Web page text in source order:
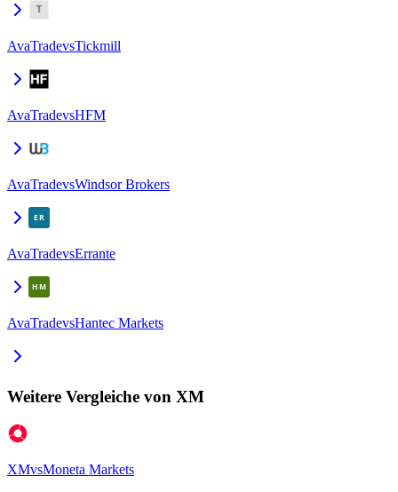
AvaTradevsTickmill
AvaTradevsHFM
AvaTradevsWindsor Brokers
AvaTradevsErrante
AvaTradevsHantec Markets
Weitere Vergleiche von XM
XMvsMoneta Markets